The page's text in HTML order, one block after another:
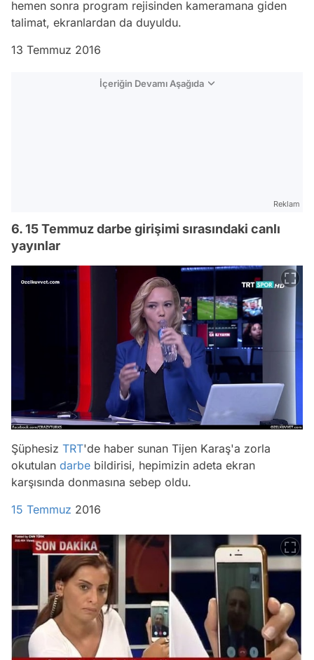
hemen sonra program rejisinden kameramana giden
talimat, ekranlardan da duyuldu.
13 Temmuz 2016
İçeriğin Devamı Aşağıda
Reklam
6. 15 Temmuz darbe girişimi sırasındaki canlı
yayınlar
Şüphesiz TRT'de haber sunan Tijen Karaş'a zorla
okutulan darbe bildirisi, hepimizin adeta ekran
karşısında donmasına sebep oldu.
15 Temmuz 2016